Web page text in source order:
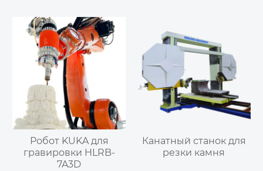
Робот KUKA для
гравировки HLRB-
7A3D
Канатный станок для
резки камня